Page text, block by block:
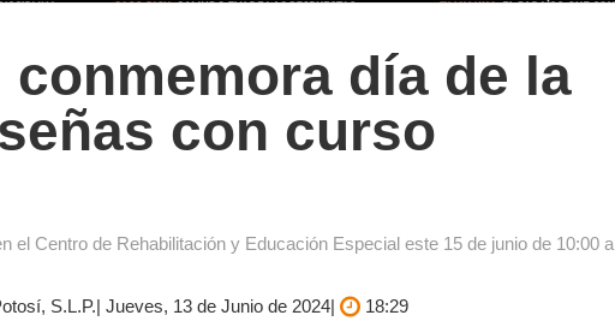
conmemora día de la
con curso
el Centro de Rehabilitación y Educación Especial este 15 de junio de 10:00 a
S.L.P.| Jueves, 13 de Junio de 2024|
18:29